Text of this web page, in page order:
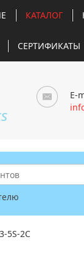
КАТАЛОГ
СЕРТИФИКАТЫ
E-
5S-2C